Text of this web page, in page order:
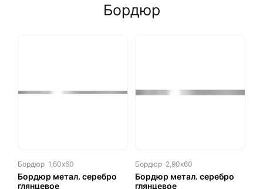
Бордюр
Бордюр 1,60х60
Бордюр метал. серебро
глянцевое
Бордюр 2,90х60
Бордюр метал. серебро
глянцевое